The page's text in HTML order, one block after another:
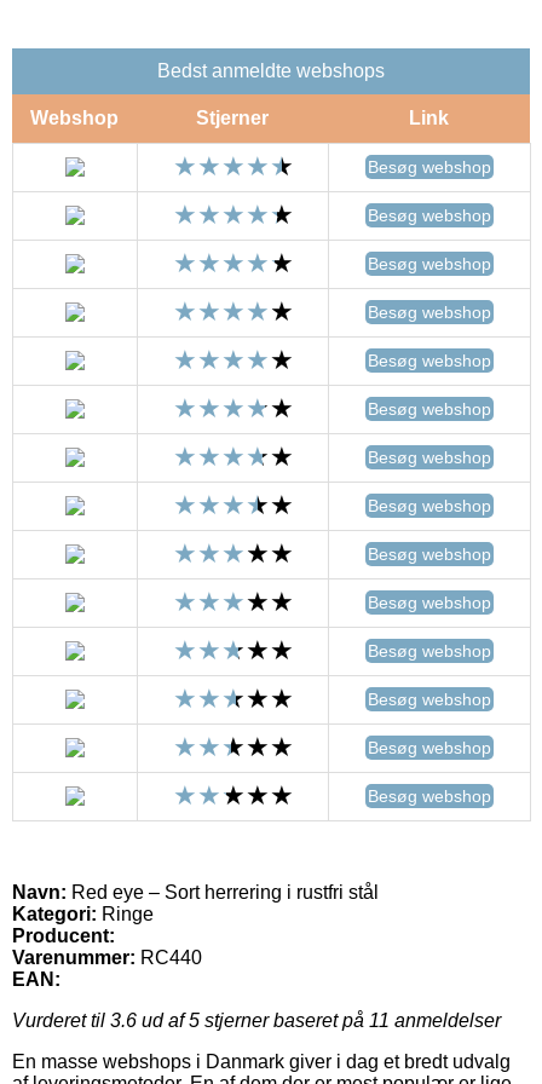
Bedst anmeldte webshops
Webshop Stjerner Link
Besøg webshop
Besøg webshop
Besøg webshop
Besøg webshop
Besøg webshop
Besøg webshop
Besøg webshop
Besøg webshop
Besøg webshop
Besøg webshop
Besøg webshop
Besøg webshop
Besøg webshop
Besøg webshop
Navn: Red eye – Sort herrering i rustfri stål
Kategori: Ringe
Producent:
Varenummer: RC440
EAN:
Vurderet til 3.6 ud af 5 stjerner baseret på 11 anmeldelser
En masse webshops i Danmark giver i dag et bredt udvalg